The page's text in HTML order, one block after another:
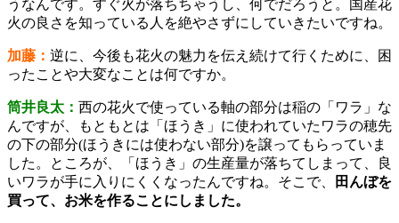
うなんです。すぐ火が落ちちゃうし、何でだろうと。国産花
火の良さを知っている人を絶やさずにしていきたいですね。
加藤： 逆に、今後も花火の魅力を伝え続けて行くために、困
ったことや大変なことは何ですか。
筒井良太： 西の花火で使っている軸の部分は稲の「ワラ」な
んですが、もともとは「ほうき」に使われていたワラの穂先
の下の部分(ほうきには使わない部分)を譲ってもらっていま
した。ところが、「ほうき」の生産量が落ちてしまって、良
いワラが手に入りにくくなったんですね。そこで、
田んぼを
買って、お米を作ることにしました。